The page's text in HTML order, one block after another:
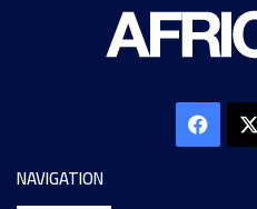
NAVIGATION